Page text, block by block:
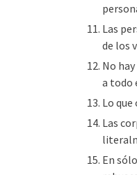
Las
de los
No
a todo
Lo
Las
En